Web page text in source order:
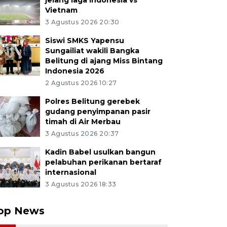
Vietnam
3 Agustus 2026 20:30
Siswi SMKS Yapensu
Sungailiat wakili Bangka
Belitung di ajang Miss Bintang
Indonesia 2026
2 Agustus 2026 10:27
Polres Belitung gerebek
gudang penyimpanan pasir
timah di Air Merbau
3 Agustus 2026 20:37
Kadin Babel usulkan bangun
pelabuhan perikanan bertaraf
internasional
3 Agustus 2026 18:33
News